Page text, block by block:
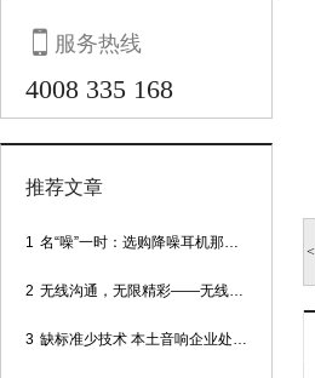
 服务热线
4008 335 168
推荐文章
1 名“噪”一时：选购降噪耳机那些事
2 无线沟通，无限精彩——无线会议话筒
3 缺标准少技术 本土音响企业处境尴尬
<